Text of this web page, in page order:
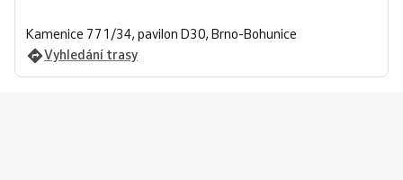
Kamenice 771/34, pavilon D30, Brno-Bohunice
Vyhledání trasy